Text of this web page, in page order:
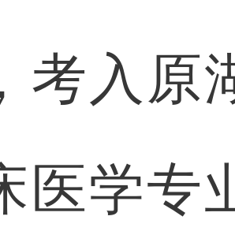
考入原
医学专